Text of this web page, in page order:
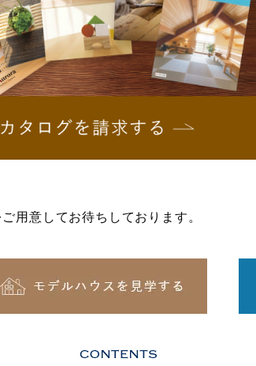
用意してお待ちしております。